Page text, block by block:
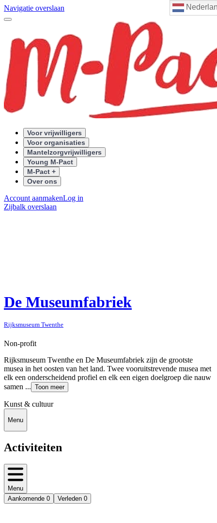
Navigatie overslaan
Voor vrijwilligers
Voor organisaties
Mantelzorgvrijwilligers
Young M-Pact
M-Pact +
Over ons
Account aanmakenLog in
Zijbalk overslaan
De Museumfabriek
Rijksmuseum Twenthe
Non-profit
Rijksmuseum Twenthe en De Museumfabriek zijn de grootste
musea in het oosten van het land. Twee vooruitstrevende musea met
elk een onderscheidend profiel en elk een eigen doelgroep die nauw
samen ... Toon meer
Kunst & cultuur
Menu
Activiteiten
Menu
Aankomende 0 Verleden 0